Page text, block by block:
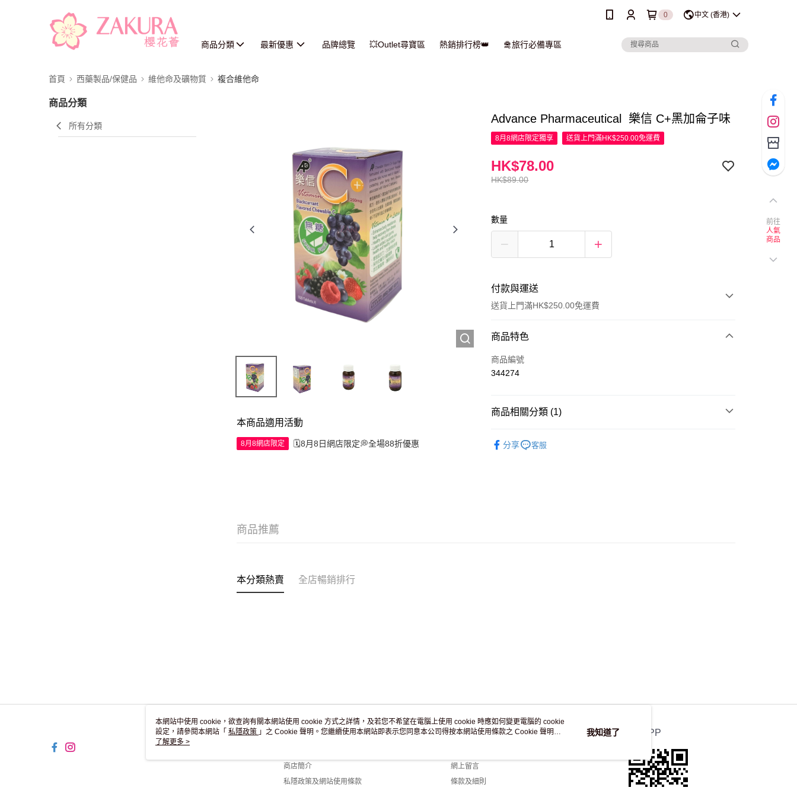
0 中文 (香港)
商品分類 最新優惠 品牌總覽 💥Outlet尋寶區 熱銷排行榜👑 🛅旅行必備專區
首頁 西藥製品/保健品 維他命及礦物質 複合維他命
商品分類
所有分類
本商品適用活動
8月8網店限定 🗓️8月8日網店限定💭全場88折優惠
Advance Pharmaceutical 樂信 C+黑加侖子味
8月8網店限定獨享 送貨上門滿HK$250.00免運費
HK$89.00
HK$78.00
數量
付款與運送
送貨上門滿HK$250.00免運費
付款方式
信用卡
商品特色
商品編號
344274
商品相關分類 (1)
分享
客服
商品推薦
本分類熱賣 全店暢銷排行
關於我們
商店簡介
私隱政策及網站使用條款
客戶服務
網上留言
條款及細則
官方APP
前往
人氣
商品
本網站中使用 cookie，欲查詢有關本網站使用 cookie 方式之詳情，及若您不希望在電腦上使用 cookie 時應如何變更電腦的 cookie
設定，請參閱本網站「 私隱政策 」之 Cookie 聲明。您繼續使用本網站即表示您同意本公司得按本網站使用條款之 Cookie 聲明使
用 cookie。
了解更多 >
我知道了